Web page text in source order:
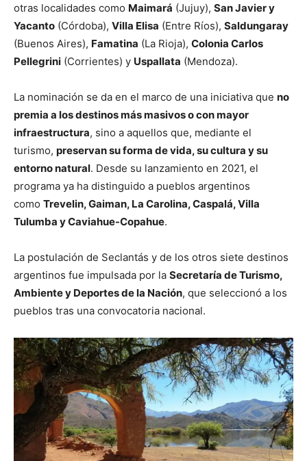
otras localidades como Maimará (Jujuy), San Javier y
Yacanto (Córdoba), Villa Elisa (Entre Ríos), Saldungaray
(Buenos Aires), Famatina (La Rioja), Colonia Carlos
Pellegrini (Corrientes) y Uspallata (Mendoza).
La nominación se da en el marco de una iniciativa que no
premia a los destinos más masivos o con mayor
infraestructura, sino a aquellos que, mediante el
turismo, preservan su forma de vida, su cultura y su
entorno natural. Desde su lanzamiento en 2021, el
programa ya ha distinguido a pueblos argentinos
como Trevelin, Gaiman, La Carolina, Caspalá, Villa
Tulumba y Caviahue-Copahue.
La postulación de Seclantás y de los otros siete destinos
argentinos fue impulsada por la Secretaría de Turismo,
Ambiente y Deportes de la Nación, que seleccionó a los
pueblos tras una convocatoria nacional.